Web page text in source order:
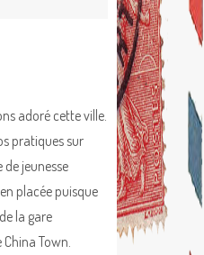
adoré cette ville.
pratiques sur
jeunesse
placée puisque
la gare
Town.